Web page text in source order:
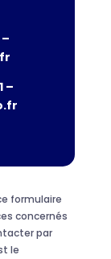
–
formulaire
concernés
par
le